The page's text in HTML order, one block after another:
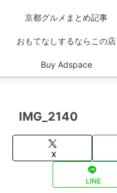
京都グルメまとめ記事
おもてなしするならこの店
Buy Adspace
IMG_2140
X
LINE